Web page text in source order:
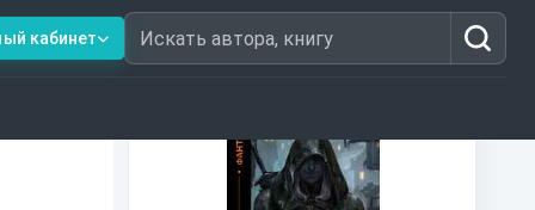
кабинет Искать автора, книгу
Книги из топ-100